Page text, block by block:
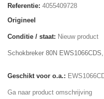
Referentie: 4055409728
Origineel
Conditie / staat: Nieuw product
Schokbreker 80N
Geschikt voor o.a.:
Ga naar product omschrijving